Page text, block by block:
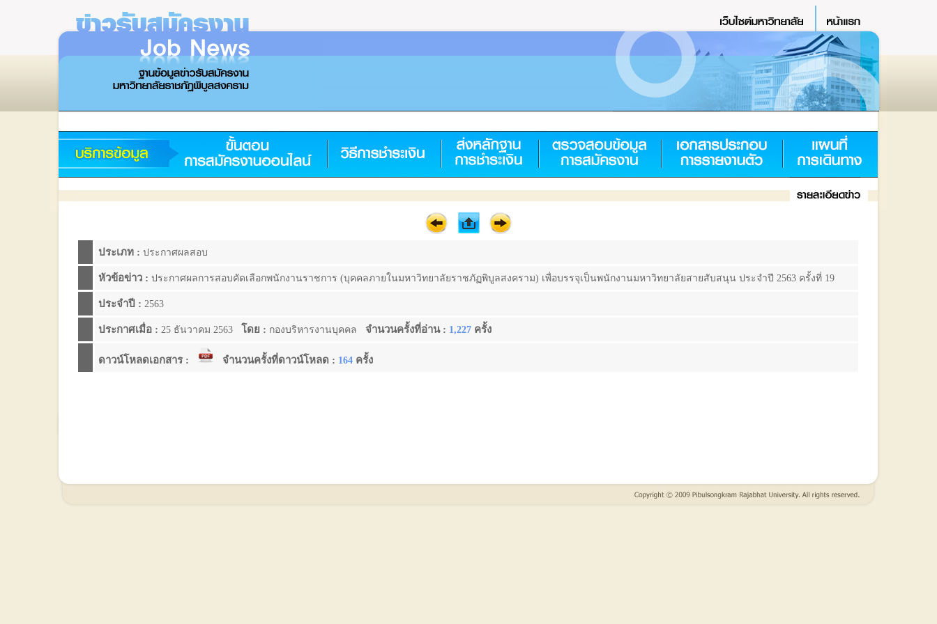
ประเภท : ประกาศผลสอบ
หัวข้อข่าว : ประกาศผลการสอบคัดเลือกพนักงานราชการ (บุคคลภายในมหาวิทยาลัยราชภัฏพิบูลสงคราม) เพื่อบรรจุเป็นพนักงานมหาวิทยาลัยสายสับสนุน ประจำปี 2563 ครั้งที่ 19
ประจำปี : 2563
ประกาศเมื่อ : 25 ธันวาคม 2563 โดย : กองบริหารงานบุคคล จำนวนครั้งที่อ่าน : 1,227 ครั้ง
ดาวน์โหลดเอกสาร : จำนวนครั้งที่ดาวน์โหลด : 164 ครั้ง